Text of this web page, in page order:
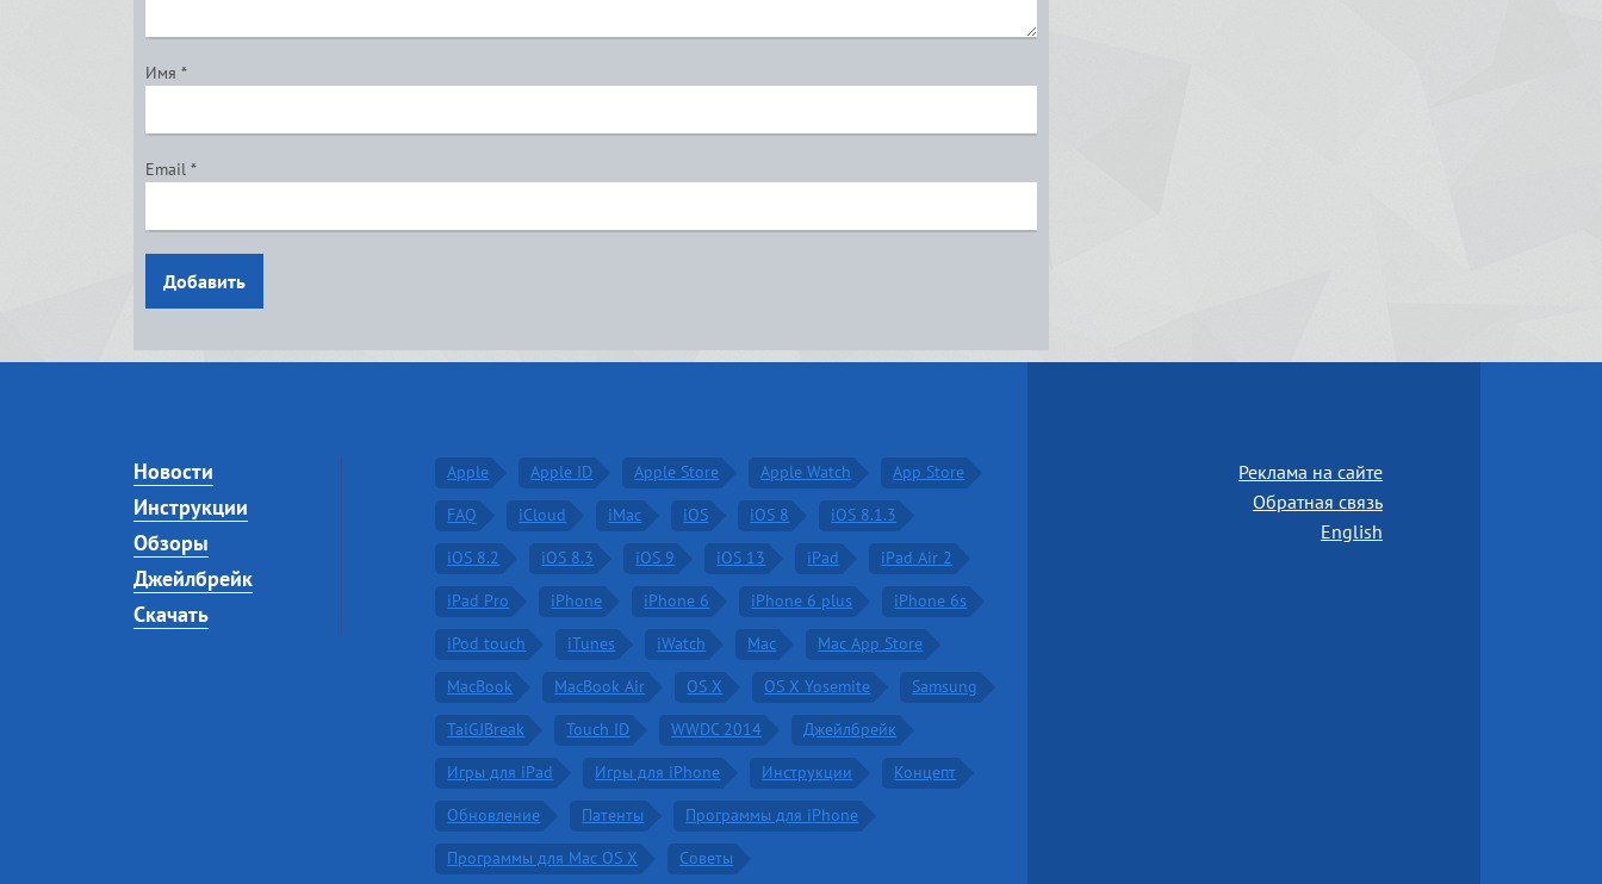
Имя *
Email *
Добавить
Новости
Инструкции
Обзоры
Джейлбрейк
Скачать
Apple Apple ID Apple Store Apple Watch
App Store
FAQ
iCloud iMac iOS iOS 8
iOS 8.1.3
iOS 8.2
iOS 8.3 iOS 9 iOS 13 iPad
iPad Air 2
iPad Pro
iPhone iPhone 6 iPhone 6 plus
iPhone 6s
iPod touch
iTunes iWatch Mac
Mac App Store
MacBook
MacBook Air OS X OS X Yosemite
Samsung
TaiGJBreak
Touch ID WWDC 2014
Джейлбрейк
Игры для iPad
Игры для iPhone Инструкции
Концепт
Обновление
Патенты
Программы для iPhone
Программы для Mac OS X
Советы
Реклама на сайте
Обратная связь
English